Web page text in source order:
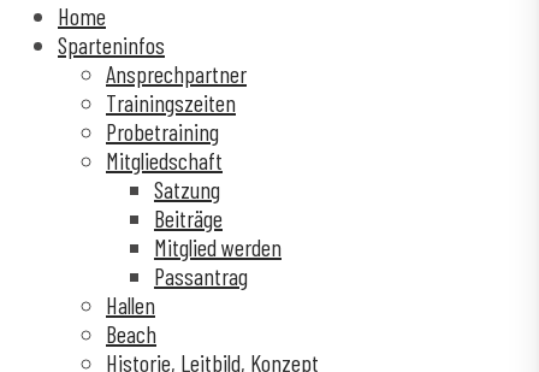
Home
Sparteninfos
Ansprechpartner
Trainingszeiten
Probetraining
Mitgliedschaft
Satzung
Beiträge
Mitglied werden
Passantrag
Hallen
Beach
Historie, Leitbild, Konzept